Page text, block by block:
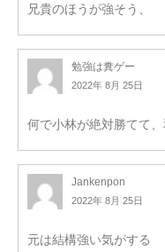
兄貴のほうが強そう、
勉強は糞ゲー
2022年 8月 25日
何で小林が絶対勝てて
Jankenpon
2022年 8月 25日
元は結構強い気がする